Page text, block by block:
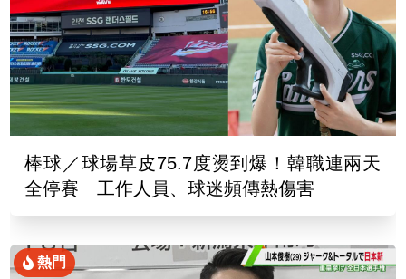
棒球／球場草皮75.7度燙到爆！韓職連兩天
全停賽 工作人員、球迷頻傳熱傷害
熱門